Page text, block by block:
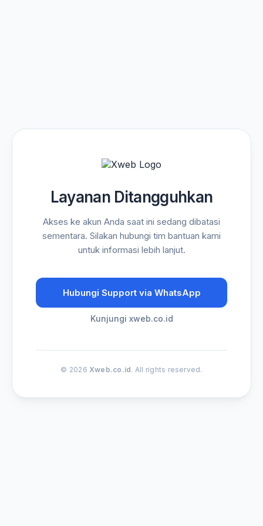
Layanan Ditangguhkan
Akses ke akun Anda saat ini sedang dibatasi
sementara. Silakan hubungi tim bantuan kami
untuk informasi lebih lanjut.
Hubungi Support via WhatsApp
Kunjungi xweb.co.id
© 2026 Xweb.co.id. All rights reserved.